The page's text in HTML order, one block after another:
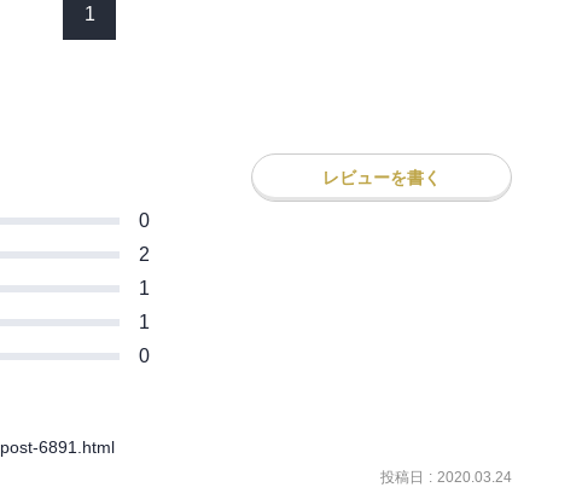
1
レビューを書く
0
2
1
1
0
6891.html
投稿日 : 2020.03.24